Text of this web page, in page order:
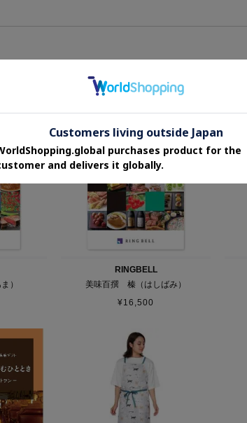
このアイテムに似ているアイテム
）
RINGBELL
美味百撰 榛（はしばみ）
¥16,500